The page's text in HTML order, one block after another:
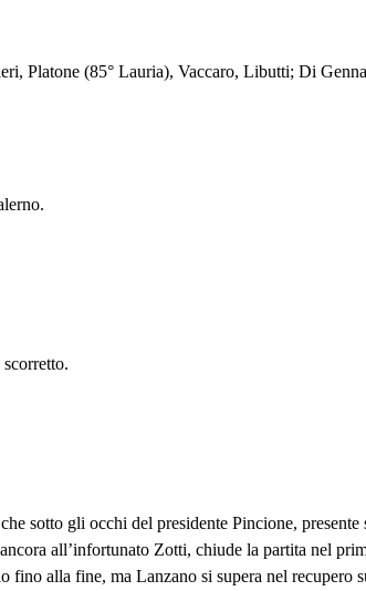
Platone (85° Lauria), Vaccaro, Libutti; Di
sotto gli occhi del presidente Pincione,
all’infortunato Zotti, chiude la partita nel
alla fine, ma Lanzano si supera nel